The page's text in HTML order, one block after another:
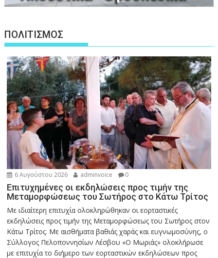
ΠΟΛΙΤΙΣΜΟΣ
6 Αυγούστου 2026 adminvoice 0
Επιτυχημένες οι εκδηλώσεις προς τιμήν της
Μεταμορφώσεως του Σωτήρος στο Κάτω Τρίτος
Με ιδιαίτερη επιτυχία ολοκληρώθηκαν οι εορταστικές
εκδηλώσεις προς τιμήν της Μεταμορφώσεως του Σωτήρος στον
Κάτω Τρίτος. Με αισθήματα βαθιάς χαράς και ευγνωμοσύνης, ο
Σύλλογος Πελοποννησίων Λέσβου «Ο Μωριάς» ολοκλήρωσε
με επιτυχία το διήμερο των εορταστικών εκδηλώσεων προς